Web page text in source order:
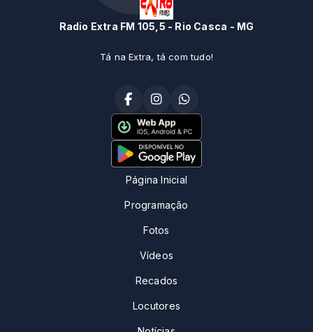
Radio Extra FM 105,5 - Rio Casca - MG
Tá na Extra, tá com tudo!
Página Inicial
Programação
Fotos
Vídeos
Recados
Locutores